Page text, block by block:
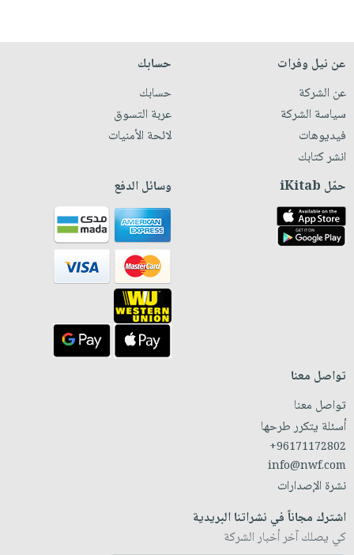
عن نيل وفرات
عن الشركة
سياسة الشركة
فيديوهات
انشر كتابك
حسابك
حسابك
عربة التسوق
لائحة الأمنيات
حمّل iKitab وسائل الدفع
تواصل معنا
تواصل معنا
أسئلة يتكرر طرحها
+96171172802
info@nwf.com
نشرة الإصدارات
اشترك مجاناً في نشراتنا البريدية
كي يصلك آخر أخبار الشركة